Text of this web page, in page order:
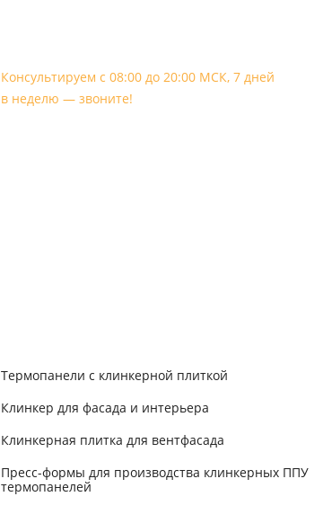
Консультируем с 08:00 до 20:00 МСК, 7 дней
в неделю — звоните!
Термопанели с клинкерной плиткой
Клинкер для фасада и интерьера
Клинкерная плитка для вентфасада
Пресс-формы для производства клинкерных ППУ
термопанелей